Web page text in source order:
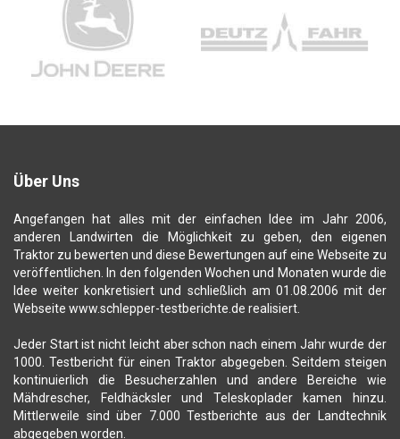
Über Uns
Angefangen hat alles mit der einfachen Idee im Jahr 2006,
anderen Landwirten die Möglichkeit zu geben, den eigenen
Traktor zu bewerten und diese Bewertungen auf eine Webseite zu
veröffentlichen. In den folgenden Wochen und Monaten wurde die
Idee weiter konkretisiert und schließlich am 01.08.2006 mit der
Webseite www.schlepper-testberichte.de realisiert.
Jeder Start ist nicht leicht aber schon nach einem Jahr wurde der
1000. Testbericht für einen Traktor abgegeben. Seitdem steigen
kontinuierlich die Besucherzahlen und andere Bereiche wie
Mähdrescher, Feldhäcksler und Teleskoplader kamen hinzu.
Mittlerweile sind über 7.000 Testberichte aus der Landtechnik
abgegeben worden.